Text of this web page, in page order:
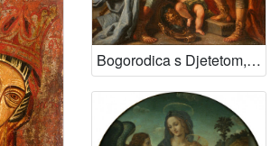
Bogorodica s Djetetom, svecima i anđelima